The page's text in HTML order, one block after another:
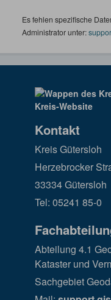
Es fehlen spezifische
Administrator unter:
Kontakt
Kreis Gütersloh
Herzebrocker
33334 Gütersloh
Tel: 05241 85-0
Abteilung 4.1
Kataster und
Sachgebiet